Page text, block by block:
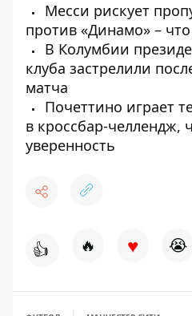
Месси рискует
против «Динамо» –
В Колумбии
клуба застрелили
матча
Почеттино играет
в кроссбар-челлендж,
уверенность
👍 🔥 ♥ 😭